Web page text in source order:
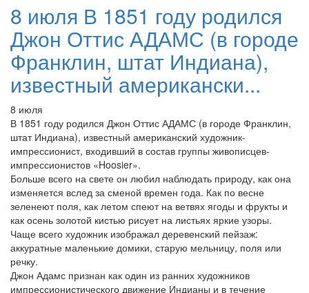
8 июля В 1851 году родился
Джон Оттис АДАМС (в городе
Франклин, штат Индиана),
известный американски...
8 июля
В 1851 году родился Джон Оттис АДАМС (в городе Франклин,
штат Индиана), известный американский художник-
импрессионист, входивший в состав группы живописцев-
импрессионистов «Hoosier».
Больше всего на свете он любил наблюдать природу, как она
изменяется вслед за сменой времен года. Как по весне
зеленеют поля, как летом спеют на ветвях ягоды и фрукты и
как осень золотой кистью рисует на листьях яркие узоры.
Чаще всего художник изображал деревенский пейзаж:
аккуратные маленькие домики, старую мельницу, поля или
речку.
Джон Адамс признан как один из ранних художников
импрессионистического движение Индианы и в течение